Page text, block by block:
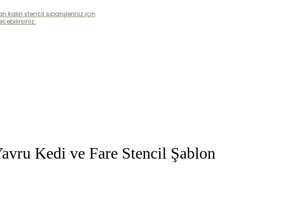
kalın stencil siparişleriniz için
Kedi ve Fare Stencil Şablon